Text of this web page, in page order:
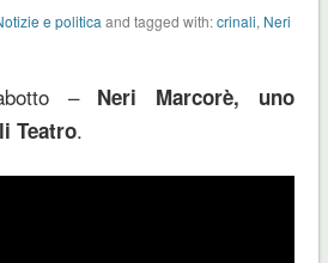
e politica and tagged with:crinali, Neri
– Neri Marcorè, uno
Teatro.